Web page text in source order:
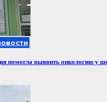
помогла выявить онкологию у